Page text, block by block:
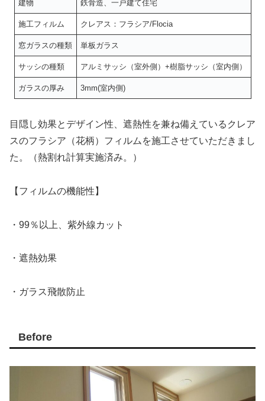
建物 鉄骨造、一戸建て住宅
施工フィルム クレアス：フラシア/Flocia
窓ガラスの種類 単板ガラス
サッシの種類 アルミサッシ（室外側）+樹脂サッシ（室内側）
ガラスの厚み 3mm(室内側)
目隠し効果とデザイン性、遮熱性を兼ね備えているクレア
スのフラシア（花柄）フィルムを施工させていただきまし
た。（熱割れ計算実施済み。）
【フィルムの機能性】
・99％以上、紫外線カット
・遮熱効果
・ガラス飛散防止
Before